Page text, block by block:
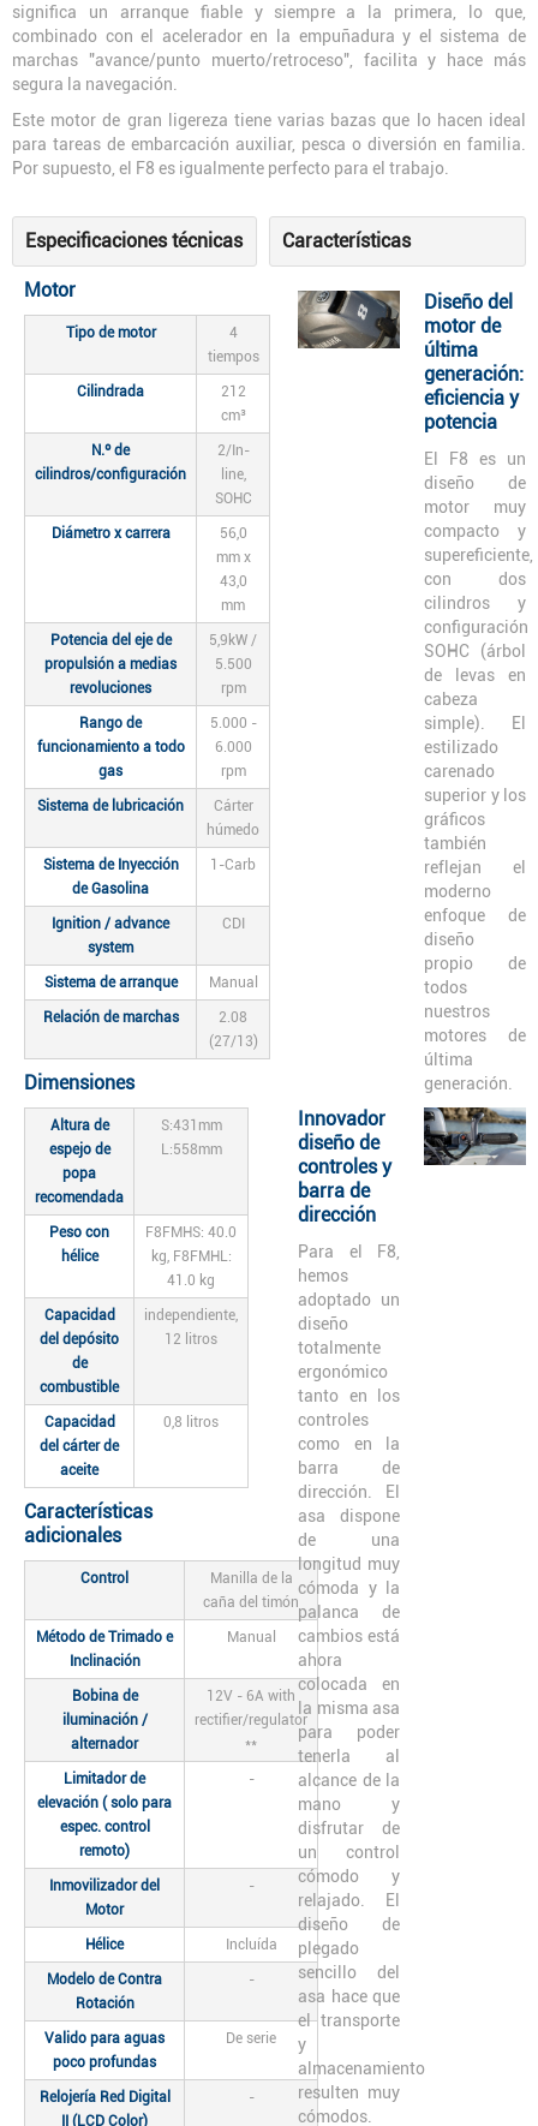
significa un arranque fiable y siempre a la primera, lo que,
combinado con el acelerador en la empuñadura y el sistema de
marchas "avance/punto muerto/retroceso", facilita y hace más
segura la navegación.
Este motor de gran ligereza tiene varias bazas que lo hacen ideal
para tareas de embarcación auxiliar, pesca o diversión en familia.
Por supuesto, el F8 es igualmente perfecto para el trabajo.
Especificaciones técnicas
Motor
Tipo de motor
4
tiempos
Cilindrada
212
cm³
N.º de
cilindros/configuración
2/In-
line,
SOHC
Diámetro x carrera
56,0
mm x
43,0
mm
Potencia del eje de
propulsión a medias
revoluciones
5,9kW /
5.500
rpm
Rango de
funcionamiento a todo
gas
5.000 -
6.000
rpm
Sistema de lubricación
Cárter
húmedo
Sistema de Inyección
de Gasolina
1-Carb
Ignition / advance
system
CDI
Sistema de arranque Manual
Relación de marchas
2.08
(27/13)
Dimensiones
Altura de
espejo de
popa
recomendada
S:431mm
L:558mm
Peso con
hélice
F8FMHS: 40.0
kg, F8FMHL:
41.0 kg
Capacidad
del depósito
de
combustible
independiente,
12 litros
Capacidad
del cárter de
aceite
0,8 litros
Características
adicionales
Control
Manilla de la
caña del timón
Método de Trimado e
Inclinación
Manual
Bobina de
iluminación /
alternador
12V - 6A with
rectifier/regulator
**
Limitador de
elevación ( solo para
espec. control
remoto)
-
Inmovilizador del
Motor
-
Hélice Incluída
Modelo de Contra
Rotación
-
Valido para aguas
poco profundas
De serie
Relojería Red Digital
II (LCD Color)
-
Características
Diseño del
motor de
última
generación:
eficiencia y
potencia
El F8 es un
diseño de
motor muy
compacto y
supereficiente,
con dos
cilindros y
configuración
SOHC (árbol
de levas en
cabeza
simple). El
estilizado
carenado
superior y los
gráficos
también
reflejan el
moderno
enfoque de
diseño
propio de
todos
nuestros
motores de
última
generación.
Innovador
diseño de
controles y
barra de
dirección
Para el F8,
hemos
adoptado un
diseño
totalmente
ergonómico
tanto en los
controles
como en la
barra de
dirección. El
asa dispone
de una
longitud muy
cómoda y la
palanca de
cambios está
ahora
colocada en
la misma asa
para poder
tenerla al
alcance de la
mano y
disfrutar de
un control
cómodo y
relajado. El
diseño de
plegado
sencillo del
asa hace que
el transporte
y
almacenamiento
resulten muy
cómodos.